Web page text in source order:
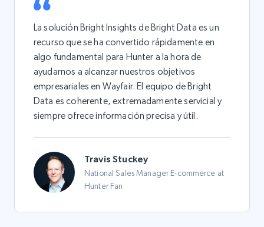
La solución Bright Insights de Bright Data es un
recurso que se ha convertido rápidamente en
algo fundamental para Hunter a la hora de
ayudarnos a alcanzar nuestros objetivos
empresariales en Wayfair. El equipo de Bright
Data es coherente, extremadamente servicial y
siempre ofrece información precisa y útil.
Travis Stuckey
National Sales Manager E-commerce at
Hunter Fan